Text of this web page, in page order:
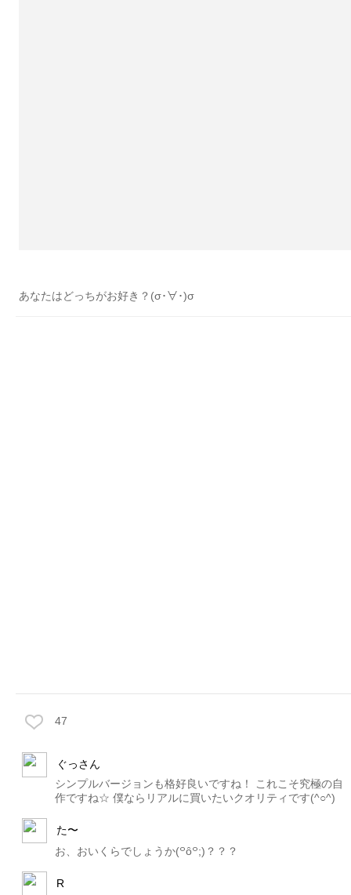
あなたはどっちがお好き？(σ･∀･)σ
47
ぐっさん
シンプルバージョンも格好良いですね！ これこそ究極の自
作ですね☆ 僕ならリアルに買いたいクオリティです(^○^)
た〜
お、おいくらでしょうか(꒪ȏ꒪;)？？？
R